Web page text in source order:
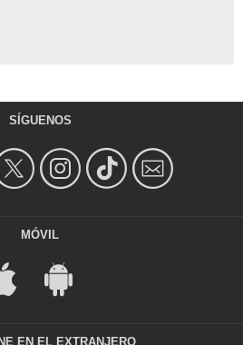
SÍGUENOS
MÓVIL
EN EL EXTRANJERO